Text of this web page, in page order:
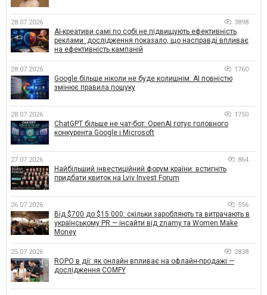
28.07.2026 3898
AI-креативи самі по собі не підвищують ефективність
реклами: дослідження показало, що насправді впливає
на ефективність кампаній
28.07.2026 1760
Google більше ніколи не буде колишнім: AI повністю
змінює правила пошуку
28.07.2026 1750
ChatGPT більше не чат-бот: OpenAI готує головного
конкурента Google і Microsoft
27.07.2026 864
Найбільший інвестиційний форум країни: встигніть
придбати квиток на Lviv Invest Forum
26.07.2026 556
Від $700 до $15 000: скільки заробляють та витрачають в
українському PR — інсайти від znamy та Women Make
Money
25.07.2026 2838
ROPO в дії: як онлайн впливає на офлайн-продажі —
дослідження COMFY